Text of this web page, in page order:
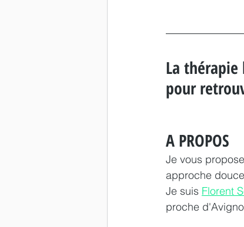
La
pour
A PROPOS
Je vous
approche
Je suis Florent
proche